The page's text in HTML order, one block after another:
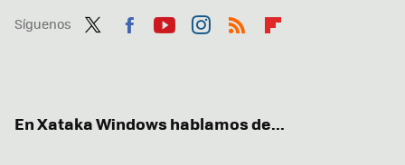
Síguenos
En Xataka Windows hablamos de...